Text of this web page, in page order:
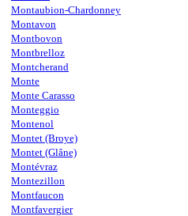
Montaubion-Chardonney
Montavon
Montbovon
Montbrelloz
Montcherand
Monte
Monte Carasso
Monteggio
Montenol
Montet (Broye)
Montet (Glâne)
Montévraz
Montezillon
Montfaucon
Montfavergier